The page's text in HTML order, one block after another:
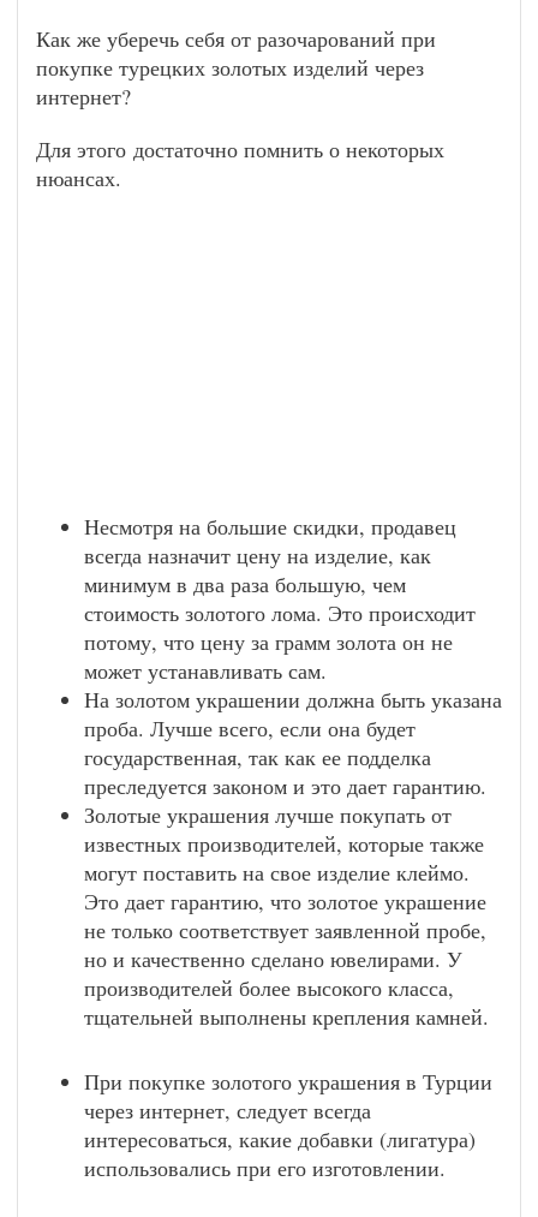
Как же уберечь себя от разочарований при
покупке турецких золотых изделий через
интернет?
Для этого достаточно помнить о некоторых
нюансах.
Несмотря на большие скидки, продавец
всегда назначит цену на изделие, как
минимум в два раза большую, чем
стоимость золотого лома. Это происходит
потому, что цену за грамм золота он не
может устанавливать сам.
На золотом украшении должна быть указана
проба. Лучше всего, если она будет
государственная, так как ее подделка
преследуется законом и это дает гарантию.
Золотые украшения лучше покупать от
известных производителей, которые также
могут поставить на свое изделие клеймо.
Это дает гарантию, что золотое украшение
не только соответствует заявленной пробе,
но и качественно сделано ювелирами. У
производителей более высокого класса,
тщательней выполнены крепления камней.
При покупке золотого украшения в Турции
через интернет, следует всегда
интересоваться, какие добавки (лигатура)
использовались при его изготовлении.